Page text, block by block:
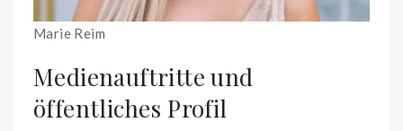
Marie Reim
Medienauftritte und
öffentliches Profil